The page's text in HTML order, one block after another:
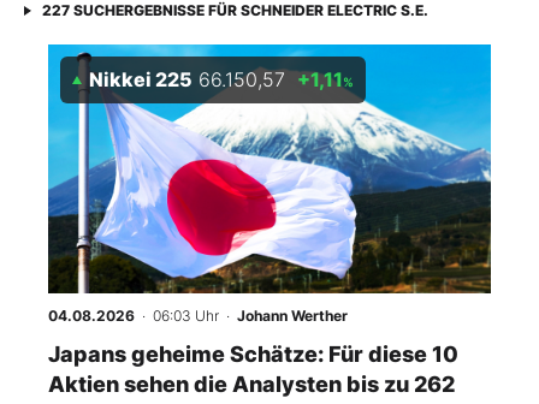
227 SUCHERGEBNISSE FÜR SCHNEIDER ELECTRIC S.E.
Nikkei 225 66.150,57 +1,11%
04.08.2026 · 06:03 Uhr · Johann Werther
Japans geheime Schätze: Für diese 10
Aktien sehen die Analysten bis zu 262